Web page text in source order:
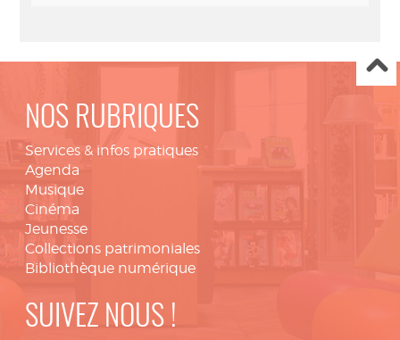
NOS RUBRIQUES
Services & infos pratiques
Agenda
Musique
Cinéma
Jeunesse
Collections patrimoniales
Bibliothèque numérique
SUIVEZ NOUS !